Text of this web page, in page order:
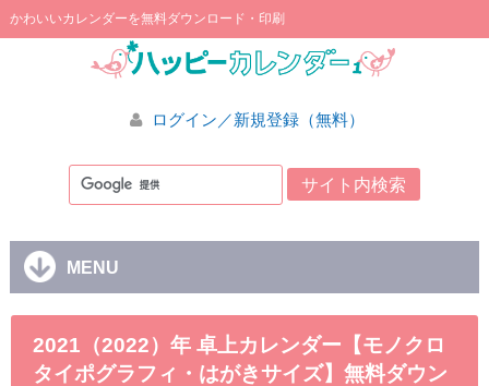
かわいいカレンダーを無料ダウンロード・印刷
ログイン／新規登録（無料）
MENU
2021（2022）年 卓上カレンダー【モノクロ
タイポグラフィ・はがきサイズ】無料ダウン